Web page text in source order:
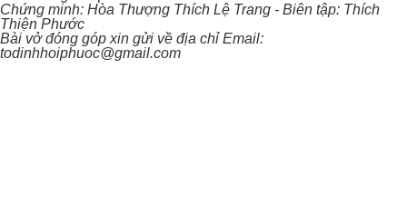
Chứng minh: Hòa Thượng Thích Lệ Trang - Biên tập: Thích
Thiện Phước
Bài vở đóng góp xin gửi về địa chỉ Email:
todinhhoiphuoc@gmail.com